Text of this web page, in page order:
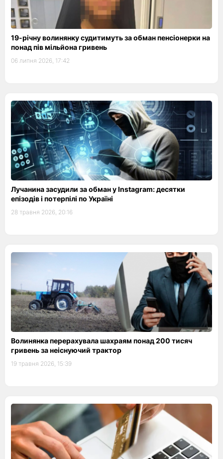
19-річну волинянку судитимуть за обман пенсіонерки на
понад пів мільйона гривень
06 липня 2026, 17:42
Лучанина засудили за обман у Instagram: десятки
епізодів і потерпілі по Україні
28 травня 2026, 20:16
Волинянка перерахувала шахраям понад 200 тисяч
гривень за неіснуючий трактор
19 травня 2026, 15:39